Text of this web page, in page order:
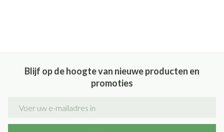
Blijf op de hoogte van nieuwe producten en
promoties